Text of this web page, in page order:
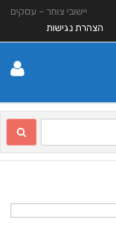
יישובי צוחר – עסקים
הצהרת נגישות